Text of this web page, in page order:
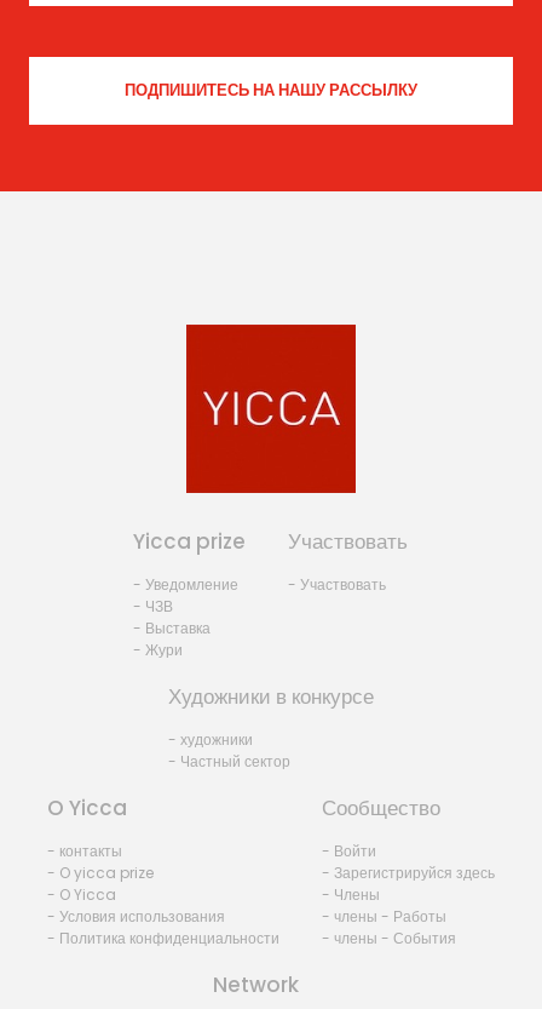
Yicca prize
- Уведомление
- ЧЗВ
- Выставка
- Жури
Участвовать
- Участвовать
Художники в конкурсе
- художники
- Частный сектор
O Yicca
- контакты
- O yicca prize
- O Yicca
- Условия использования
- Политика конфиденциальности
Сообщество
- Войти
- Зарегистрируйся здесь
- Члены
- члены - Работы
- члены - События
Network